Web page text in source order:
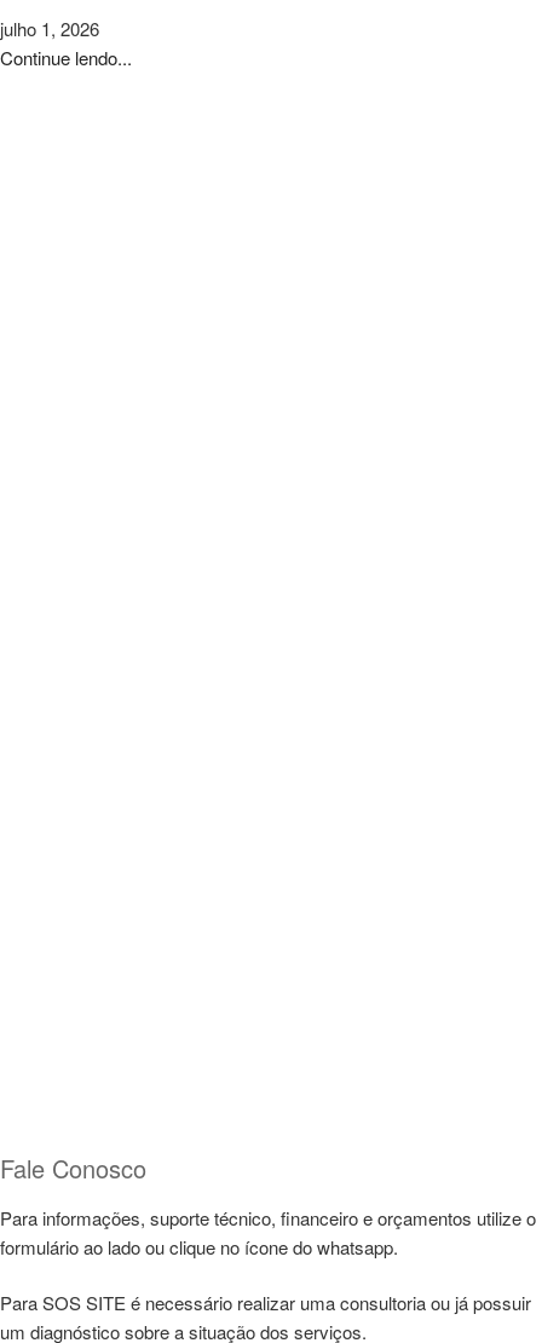
julho 1, 2026
Continue lendo...
Fale Conosco
Para informações, suporte técnico, financeiro e orçamentos utilize o
formulário ao lado ou clique no ícone do whatsapp.
Para SOS SITE é necessário realizar uma consultoria ou já possuir
um diagnóstico sobre a situação dos serviços.